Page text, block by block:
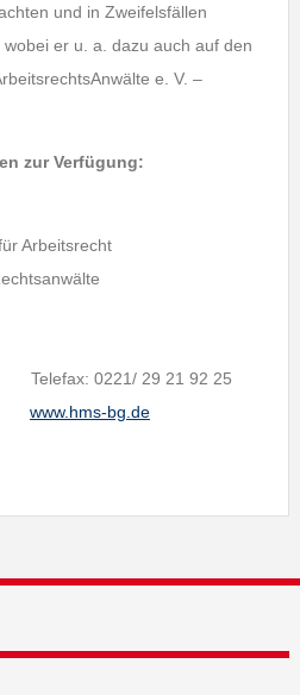
und in Zweifelsfällen
er u. a. dazu auch auf den
e. V. –
zur Verfügung:
Arbeitsrecht
Telefax: 0221/ 29 21 92 25
www.hms-bg.de